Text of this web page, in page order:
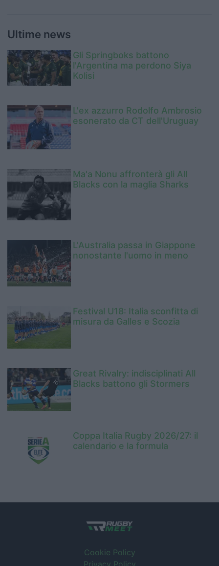
Ultime news
Gli Springboks battono
l'Argentina ma perdono Siya
Kolisi
L'ex azzurro Rodolfo Ambrosio
esonerato da CT dell'Uruguay
Ma'a Nonu affronterà gli All
Blacks con la maglia Sharks
L'Australia passa in Giappone
nonostante l'uomo in meno
Festival U18: Italia sconfitta di
misura da Galles e Scozia
Great Rivalry: indisciplinati All
Blacks battono gli Stormers
Coppa Italia Rugby 2026/27: il
calendario e la formula
Cookie Policy